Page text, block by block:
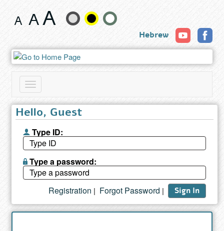
Change
size
and
color
Hebrew
Toggle
navigation
Hello, Guest
Type ID:
Type a password:
Sign In
|
Forgot Password
|
Registration